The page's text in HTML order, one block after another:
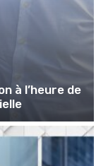
à l’heure de